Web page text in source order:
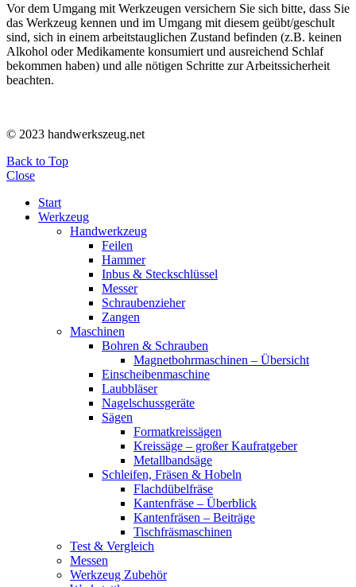
Vor dem Umgang mit Werkzeugen versichern Sie sich bitte, dass Sie
das Werkzeug kennen und im Umgang mit diesem geübt/geschult
sind, sich in einem arbeitstauglichen Zustand befinden (z.B. keinen
Alkohol oder Medikamente konsumiert und ausreichend Schlaf
bekommen haben) und alle nötigen Schritte zur Arbeitssicherheit
beachten.
© 2023 handwerkszeug.net
Back to Top
Close
Start
Werkzeug
Handwerkzeug
Feilen
Hammer
Inbus & Steckschlüssel
Messer
Schraubenzieher
Zangen
Maschinen
Bohren & Schrauben
Magnetbohrmaschinen – Übersicht
Einscheibenmaschine
Laubbläser
Nagelschussgeräte
Sägen
Formatkreissägen
Kreissäge – großer Kaufratgeber
Metallbandsäge
Schleifen, Fräsen & Hobeln
Flachdübelfräse
Kantenfräse – Überblick
Kantenfräsen – Beiträge
Tischfräsmaschinen
Test & Vergleich
Messen
Werkzeug Zubehör